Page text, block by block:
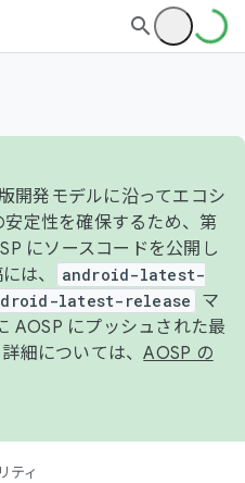
開発モデルに沿ってエコシ
定性を確保するため、第
にソースコードを公開し
は、
android-latest-
latest-release
マ
AOSP にプッシュされた最
細については、AOSP の
ティ